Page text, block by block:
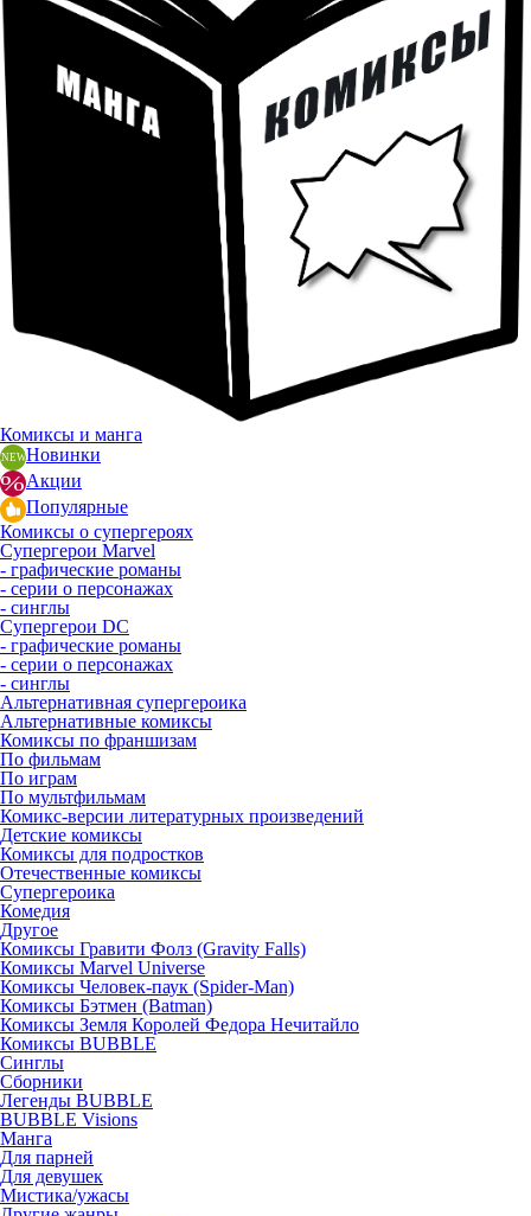
Комиксы и манга
Новинки
Акции
Популярные
Комиксы о супергероях
Супергерои Marvel
- графические романы
- серии о персонажах
- синглы
Супергерои DC
- графические романы
- серии о персонажах
- синглы
Альтернативная супергероика
Альтернативные комиксы
Комиксы по франшизам
По фильмам
По играм
По мультфильмам
Комикс-версии литературных произведений
Детские комиксы
Комиксы для подростков
Отечественные комиксы
Супергероика
Комедия
Другое
Комиксы Гравити Фолз (Gravity Falls)
Комиксы Marvel Universe
Комиксы Человек-паук (Spider-Man)
Комиксы Бэтмен (Batman)
Комиксы Земля Королей Федора Нечитайло
Комиксы BUBBLE
Синглы
Сборники
Легенды BUBBLE
BUBBLE Visions
Манга
Для парней
Для девушек
Мистика/ужасы